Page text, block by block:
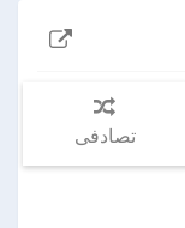
تصادفی